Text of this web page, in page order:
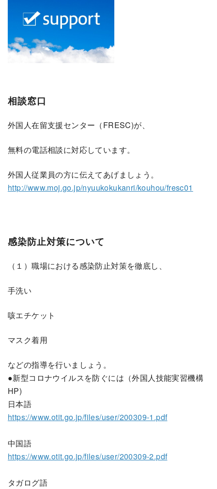
相談窓口
外国人在留支援センター（FRESC)が、
無料の電話相談に対応しています。
外国人従業員の方に伝えてあげましょう。
http://www.moj.go.jp/nyuukokukanri/kouhou/fresc01
感染防止対策について
（１）職場における感染防止対策を徹底し、
手洗い
咳エチケット
マスク着用
などの指導を行いましょう。
●新型コロナウイルスを防ぐには（外国人技能実習機構
HP)
日本語
https://www.otit.go.jp/files/user/200309-1.pdf
中国語
https://www.otit.go.jp/files/user/200309-2.pdf
タガログ語